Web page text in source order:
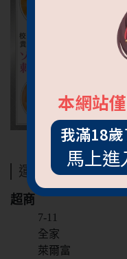
本網站
我滿18
馬上進
運送方式
超商
7-11
全家
萊爾富